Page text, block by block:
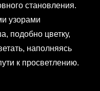
становления.
узорами
подобно цветку,
наполняясь
к просветлению.